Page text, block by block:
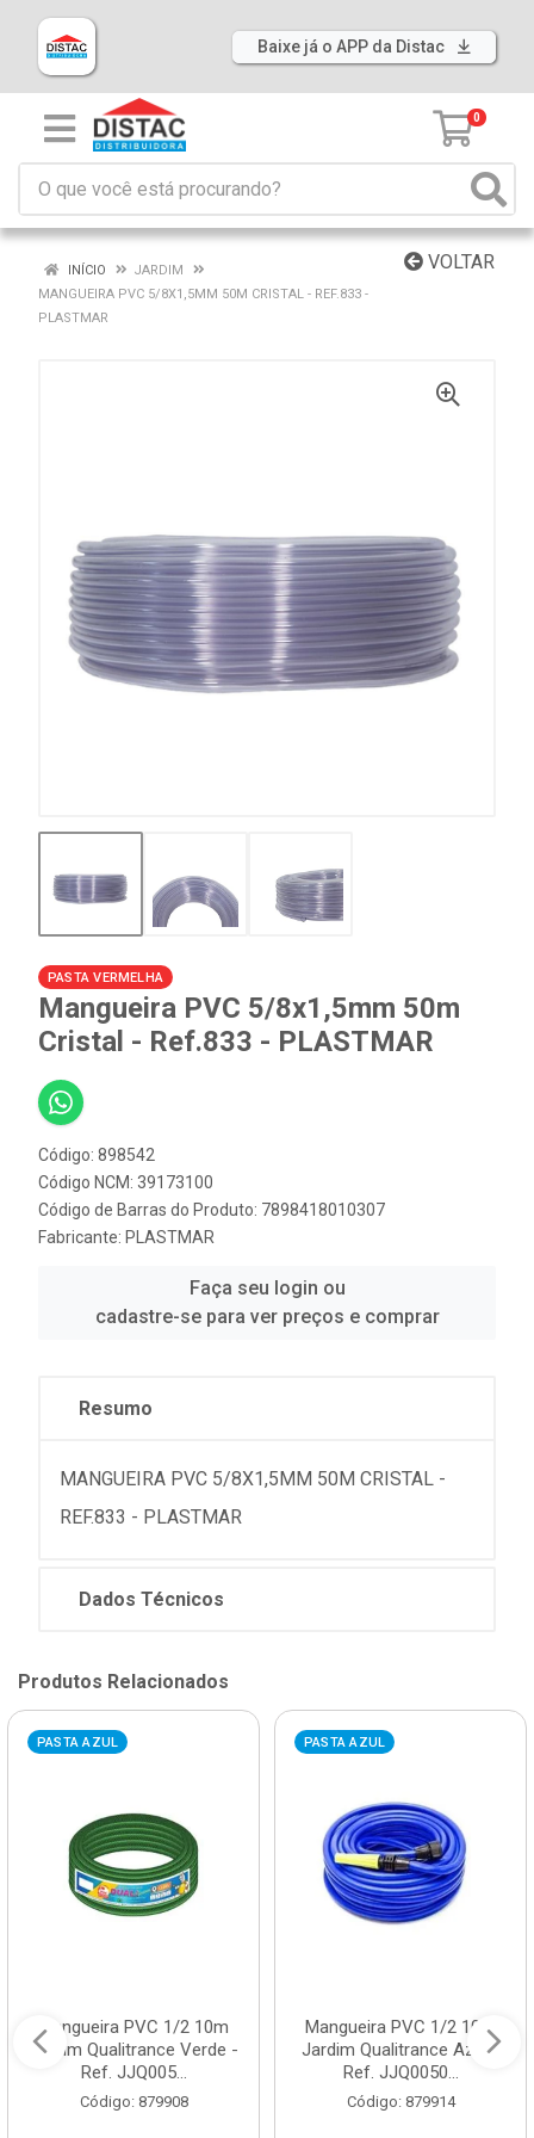
Baixe já o APP da Distac
0
VOLTAR
INÍCIO
JARDIM
MANGUEIRA PVC 5/8X1,5MM 50M CRISTAL - REF.833 -
PLASTMAR
PASTA VERMELHA
Mangueira PVC 5/8x1,5mm 50m
Cristal - Ref.833 - PLASTMAR
Código: 898542
Código NCM: 39173100
Código de Barras do Produto: 7898418010307
Fabricante: PLASTMAR
Faça seu login ou
cadastre-se para ver preços e comprar
Resumo
MANGUEIRA PVC 5/8X1,5MM 50M CRISTAL -
REF.833 - PLASTMAR
Dados Técnicos
Produtos Relacionados
PASTA AZUL
Mangueira PVC 1/2 10m
Jardim Qualitrance Verde -
Ref. JJQ005...
Código: 879908
PASTA AZUL
Mangueira PVC 1/2 10m
Jardim Qualitrance Azul -
Ref. JJQ0050...
Código: 879914